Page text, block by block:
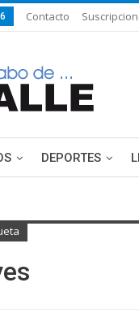
Contacto
DEPORTES